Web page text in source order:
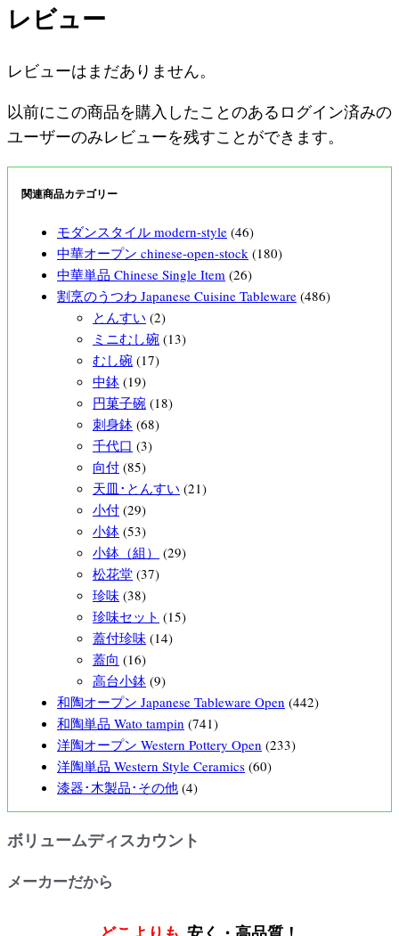
レビュー
レビューはまだありません。
以前にこの商品を購入したことのあるログイン済みの
ユーザーのみレビューを残すことができます。
関連商品カテゴリー
モダンスタイル modern-style (46)
中華オープン chinese-open-stock (180)
中華単品 Chinese Single Item (26)
割烹のうつわ Japanese Cuisine Tableware (486)
とんすい (2)
ミニむし碗 (13)
むし碗 (17)
中鉢 (19)
円菓子碗 (18)
刺身鉢 (68)
千代口 (3)
向付 (85)
天皿･とんすい (21)
小付 (29)
小鉢 (53)
小鉢（組）
(29)
松花堂 (37)
珍味 (38)
珍味セット (15)
蓋付珍味 (14)
蓋向 (16)
高台小鉢 (9)
和陶オープン Japanese Tableware Open (442)
和陶単品 Wato tampin (741)
洋陶オープン Western Pottery Open (233)
洋陶単品 Western Style Ceramics (60)
漆器･木製品･その他 (4)
ボリュームディスカウント
メーカーだから